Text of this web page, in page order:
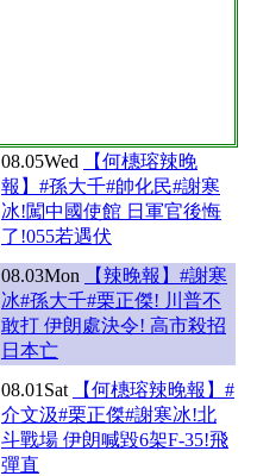
08.05Wed
【何橞瑢辣晚
報】#孫大千#帥化民#謝寒
冰!闖中國使館 日軍官後悔
了!055若遇伏
08.03Mon
【辣晚報】#謝寒
冰#孫大千#栗正傑! 川普不
敢打 伊朗處決令! 高市殺招
日本亡
08.01 Sat
【何橞瑢辣晚報】#
介文汲#栗正傑#謝寒冰!北
斗戰場 伊朗喊毀6架F-35!飛
彈直